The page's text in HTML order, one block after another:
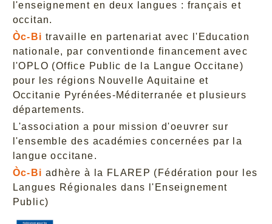
l'enseignement en deux langues : français et
occitan.
Òc-Bi travaille en partenariat avec l'Education
nationale, par conventionde financement avec
l'OPLO (Office Public de la Langue Occitane)
pour les régions Nouvelle Aquitaine et
Occitanie Pyrénées-Méditerranée et plusieurs
départements.
L'association a pour mission d'oeuvrer sur
l'ensemble des académies concernées par la
langue occitane.
Òc-Bi adhère à la FLAREP (Fédération pour les
Langues Régionales dans l'Enseignement
Public)